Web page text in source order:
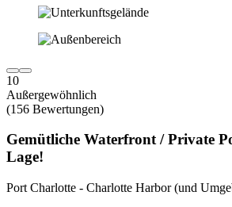
10
Außergewöhnlich
(156 Bewertungen)
Gemütliche Waterfront / Private
Lage!
Port Charlotte - Charlotte Harbor (und